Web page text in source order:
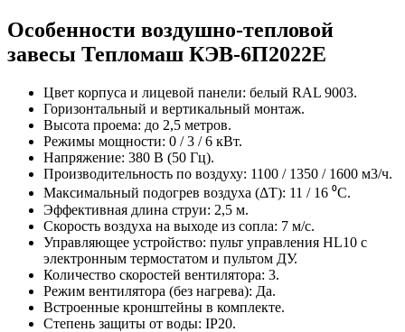
Особенности воздушно-тепловой
завесы Тепломаш КЭВ-6П2022Е
Цвет корпуса и лицевой панели: белый RAL 9003.
Горизонтальный и вертикальный монтаж.
Высота проема: до 2,5 метров.
Режимы мощности: 0 / 3 / 6 кВт.
Напряжение: 380 В (50 Гц).
Производительность по воздуху: 1100 / 1350 / 1600 м3/ч.
Максимальный подогрев воздуха (ΔT): 11 / 16 ⁰C.
Эффективная длина струи: 2,5 м.
Скорость воздуха на выходе из сопла: 7 м/с.
Управляющее устройство: пульт управления HL10 с
электронным термостатом и пультом ДУ.
Количество скоростей вентилятора: 3.
Режим вентилятора (без нагрева): Да.
Встроенные кронштейны в комплекте.
Степень защиты от воды: IP20.